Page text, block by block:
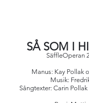
SÅ SOM I
SäffleOperan
Manus: Kay Pollak
Musik:
Sångtexter: Carin